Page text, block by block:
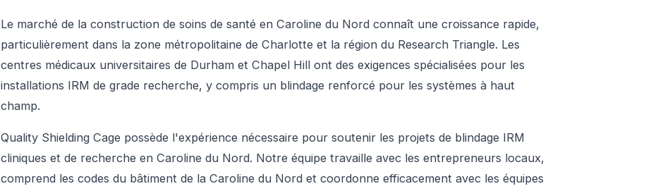
Le marché de la construction de soins de santé en Caroline du Nord connaît une croissance rapide,
particulièrement dans la zone métropolitaine de Charlotte et la région du Research Triangle. Les
centres médicaux universitaires de Durham et Chapel Hill ont des exigences spécialisées pour les
installations IRM de grade recherche, y compris un blindage renforcé pour les systèmes à haut
champ.
Quality Shielding Cage possède l'expérience nécessaire pour soutenir les projets de blindage IRM
cliniques et de recherche en Caroline du Nord. Notre équipe travaille avec les entrepreneurs locaux,
comprend les codes du bâtiment de la Caroline du Nord et coordonne efficacement avec les équipes